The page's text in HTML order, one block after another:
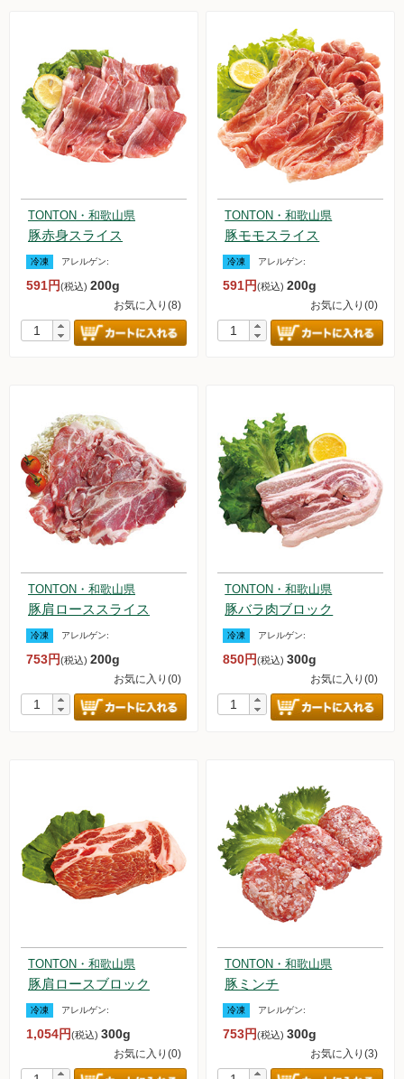
TONTON・和歌山県
豚赤身スライス
冷凍 アレルゲン:
591円(税込) 200g
お気に入り(8)
TONTON・和歌山県
豚モモスライス
冷凍 アレルゲン:
591円(税込)200g
お気に入り(0)
TONTON・和歌山県
豚肩ローススライス
冷凍 アレルゲン:
753円(税込) 200g
お気に入り(0)
TONTON・和歌山県
豚バラ肉ブロック
冷凍 アレルゲン:
850円(税込)300g
お気に入り(0)
TONTON・和歌山県
豚肩ロースブロック
冷凍 アレルゲン:
1,054円(税込) 300g
お気に入り(0)
TONTON・和歌山県
豚ミンチ
冷凍 アレルゲン:
753円(税込)300g
お気に入り(3)